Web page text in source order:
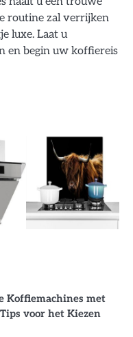
routine zal verrijken
luxe. Laat u
en begin uw koffiereis
Koffiemachines met
Tips voor het Kiezen